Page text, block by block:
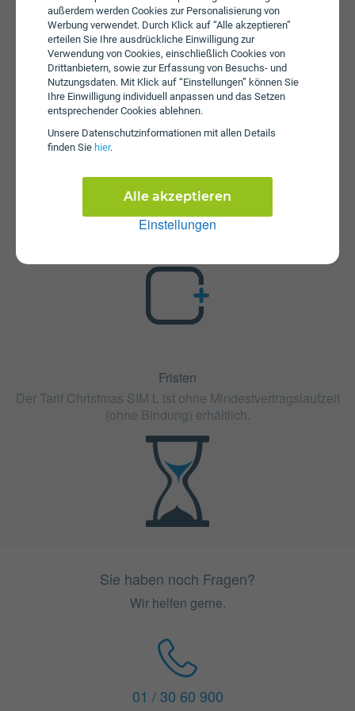
außerdem werden Cookies zur Personalisierung von
Werbung verwendet. Durch Klick auf “Alle akzeptieren”
erteilen Sie Ihre ausdrückliche Einwilligung zur
Verwendung von Cookies, einschließlich Cookies von
Drittanbietern, sowie zur Erfassung von Besuchs- und
Nutzungsdaten. Mit Klick auf “Einstellungen” können Sie
Ihre Einwilligung individuell anpassen und das Setzen
entsprechender Cookies ablehnen.
Unsere Daten­schutz­informationen mit allen Details
finden Sie hier.
Einstellungen
Alle akzeptieren
SIM L eine Aktivierungsgebühr in Höhe von € 69 an. Die
jährliche Servicepauschale beträgt € 22.
Christmas SIM L ist mit verschiedenen Zusatzangeboten
erweiterbar. Mehr über kombinierbare Zusatzprodukte
erfahren Sie in unserm Handytarif-Rechner. Dort können
Sie den Tarif nach Belieben mit anderen Angeboten
Fristen
Der Tarif Christmas SIM L ist ohne Mindestvertragslaufzeit
(ohne Bindung) erhältlich.
Sie haben noch Fragen?
Wir helfen gerne.
01 / 30 60 900